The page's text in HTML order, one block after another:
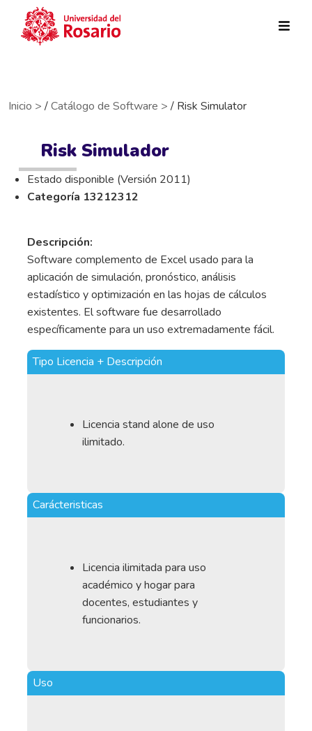
Inicio > /Catálogo de Software > / Risk Simulator
Risk Simulador
Estado disponible (Versión 2011)
Categoría 13212312
Descripción:
Software complemento de Excel usado para la
aplicación de simulación, pronóstico, análisis
estadístico y optimización en las hojas de cálculos
existentes. El software fue desarrollado
específicamente para un uso extremadamente fácil.
Tipo Licencia + Descripción
Licencia stand alone de uso
ilimitado.
Carácteristicas
Licencia ilimitada para uso
académico y hogar para
docentes, estudiantes y
funcionarios.
Uso